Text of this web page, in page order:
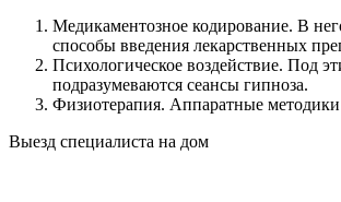
Медикаментозное кодирование. В
способы введения лекарственных
Психологическое воздействие. Под
подразумеваются сеансы гипноза.
Физиотерапия. Аппаратные методики
Выезд специалиста на дом